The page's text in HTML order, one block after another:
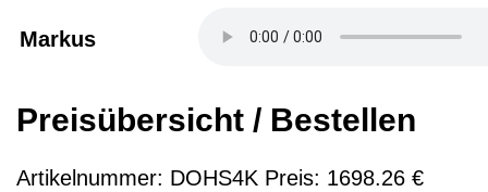
Markus
Preisübersicht / Bestellen
Artikelnummer: DOHS4K Preis: 1698.26 €